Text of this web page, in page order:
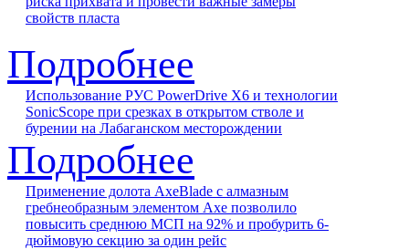
свойств пласта
Подробнее
Использование РУС PowerDrive X6 и технологии
SonicScope при срезках в открытом стволе и
бурении на Лабаганском месторождении
Подробнее
Применение долота AxeBlade с алмазным
гребнеобразным элементом Axe позволило
повысить среднюю МСП на 92% и пробурить 6-
дюймовую секцию за один рейс